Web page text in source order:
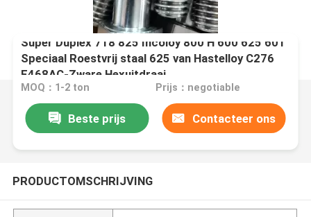
Super Duplex 718 825 Incoloy 800 H 600 625 601
Speciaal Roestvrij staal 625 van Hastelloy C276
F468AC-Zware Hexuitdraai
MOQ：1-2 ton Prijs：negotiable
Beste prijs Contacteer ons
PRODUCTOMSCHRIJVING